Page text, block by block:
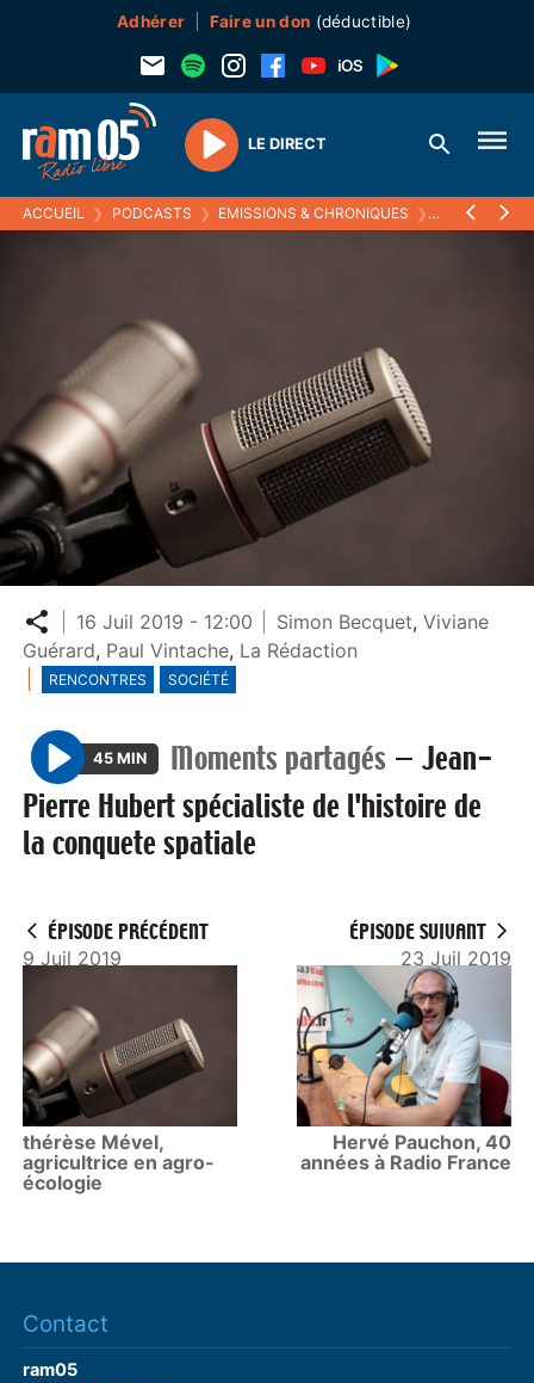
Adhérer Faire un don (déductible)
Play
LE DIRECT
ACCUEIL ❯ PODCASTS ❯ EMISSIONS & CHRONIQUES ❯ MOMENTS
Partager
16 Juil 2019 - 12:00 Simon Becquet, Viviane
Guérard, Paul Vintache, La Rédaction
RENCONTRES SOCIÉTÉ
P
l
a
45 MIN Moments partagés — Jean-
Pierre Hubert spécialiste de l'histoire de
la conquete spatiale
ÉPISODE PRÉCÉDENT
9 Juil 2019
thérèse Mével,
agricultrice en agro-
écologie
ÉPISODE SUIVANT
23 Juil 2019
Hervé Pauchon, 40
années à Radio France
Contact
ram05